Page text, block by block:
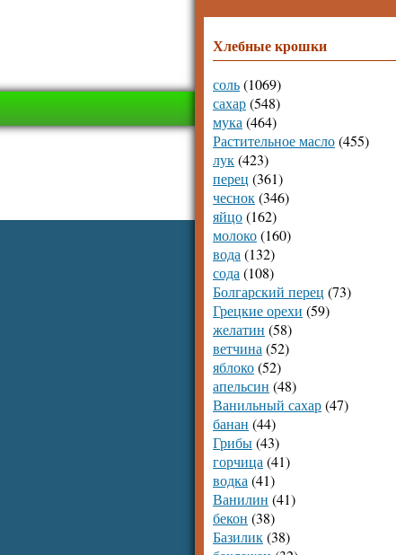
Хлебные крошки
соль(1069)
сахар(548)
мука (464)
Растительное масло(455)
лук(423)
перец (361)
чеснок(346)
яйцо(162)
молоко(160)
вода (132)
сода (108)
Болгарский перец (73)
Грецкие орехи (59)
желатин (58)
ветчина (52)
яблоко(52)
апельсин (48)
Ванильный сахар(47)
банан (44)
Грибы(43)
горчица (41)
водка (41)
Ванилин (41)
бекон (38)
Базилик(38)